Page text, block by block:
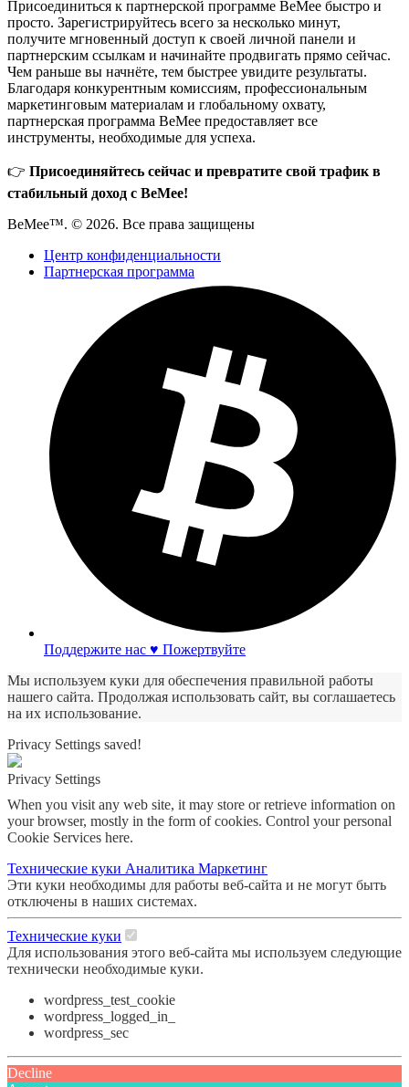
Присоединиться к партнерской программе BeMee быстро и
просто. Зарегистрируйтесь всего за несколько минут,
получите мгновенный доступ к своей личной панели и
партнерским ссылкам и начинайте продвигать прямо сейчас.
Чем раньше вы начнёте, тем быстрее увидите результаты.
Благодаря конкурентным комиссиям, профессиональным
маркетинговым материалам и глобальному охвату,
партнерская программа BeMee предоставляет все
инструменты, необходимые для успеха.
👉 Присоединяйтесь сейчас и превратите свой трафик в
стабильный доход с BeMee!
BeMee™. © 2026. Все права защищены
Центр конфиденциальности
Партнерская программа
Поддержите нас ♥ Пожертвуйте
Мы используем куки для обеспечения правильной работы
нашего сайта. Продолжая использовать сайт, вы соглашаетесь
на их использование.
Privacy Settings saved!
Privacy Settings
When you visit any web site, it may store or retrieve information on
your browser, mostly in the form of cookies. Control your personal
Cookie Services here.
Технические куки Аналитика Маркетинг
Эти куки необходимы для работы веб-сайта и не могут быть
отключены в наших системах.
Технические куки
Для использования этого веб-сайта мы используем следующие
технически необходимые куки.
wordpress_test_cookie
wordpress_logged_in_
wordpress_sec
Decline